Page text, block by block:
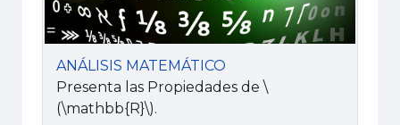
ANÁLISIS MATEMÁTICO
Presenta las Propiedades de\
(\mathbb{R}\).